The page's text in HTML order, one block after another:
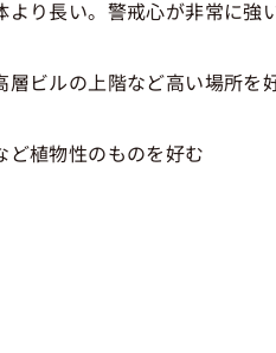
より長い。警戒心が非常に強
層ビルの上階など高い場所を
ど植物性のものを好む